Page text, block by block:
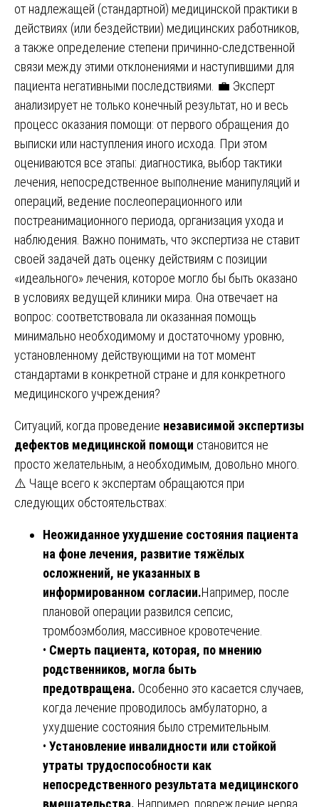
от надлежащей (стандартной) медицинской практики в
действиях (или бездействии) медицинских работников,
а также определение степени причинно-следственной
связи между этими отклонениями и наступившими для
пациента негативными последствиями. 💼 Эксперт
анализирует не только конечный результат, но и весь
процесс оказания помощи: от первого обращения до
выписки или наступления иного исхода. При этом
оцениваются все этапы: диагностика, выбор тактики
лечения, непосредственное выполнение манипуляций и
операций, ведение послеоперационного или
постреанимационного периода, организация ухода и
наблюдения. Важно понимать, что экспертиза не ставит
своей задачей дать оценку действиям с позиции
«идеального» лечения, которое могло бы быть оказано
в условиях ведущей клиники мира. Она отвечает на
вопрос: соответствовала ли оказанная помощь
минимально необходимому и достаточному уровню,
установленному действующими на тот момент
стандартами в конкретной стране и для конкретного
медицинского учреждения?
Ситуаций, когда проведение независимой экспертизы
дефектов медицинской помощи становится не
просто желательным, а необходимым, довольно много.
⚠️ Чаще всего к экспертам обращаются при
следующих обстоятельствах:
Неожиданное ухудшение состояния пациента
на фоне лечения, развитие тяжёлых
осложнений, не указанных в
информированном согласии.Например, после
плановой операции развился сепсис,
тромбоэмболия, массивное кровотечение.
• Смерть пациента, которая, по мнению
родственников, могла быть
предотвращена. Особенно это касается случаев,
когда лечение проводилось амбулаторно, а
ухудшение состояния было стремительным.
• Установление инвалидности или стойкой
утраты трудоспособности как
непосредственного результата медицинского
вмешательства. Например, повреждение нерва